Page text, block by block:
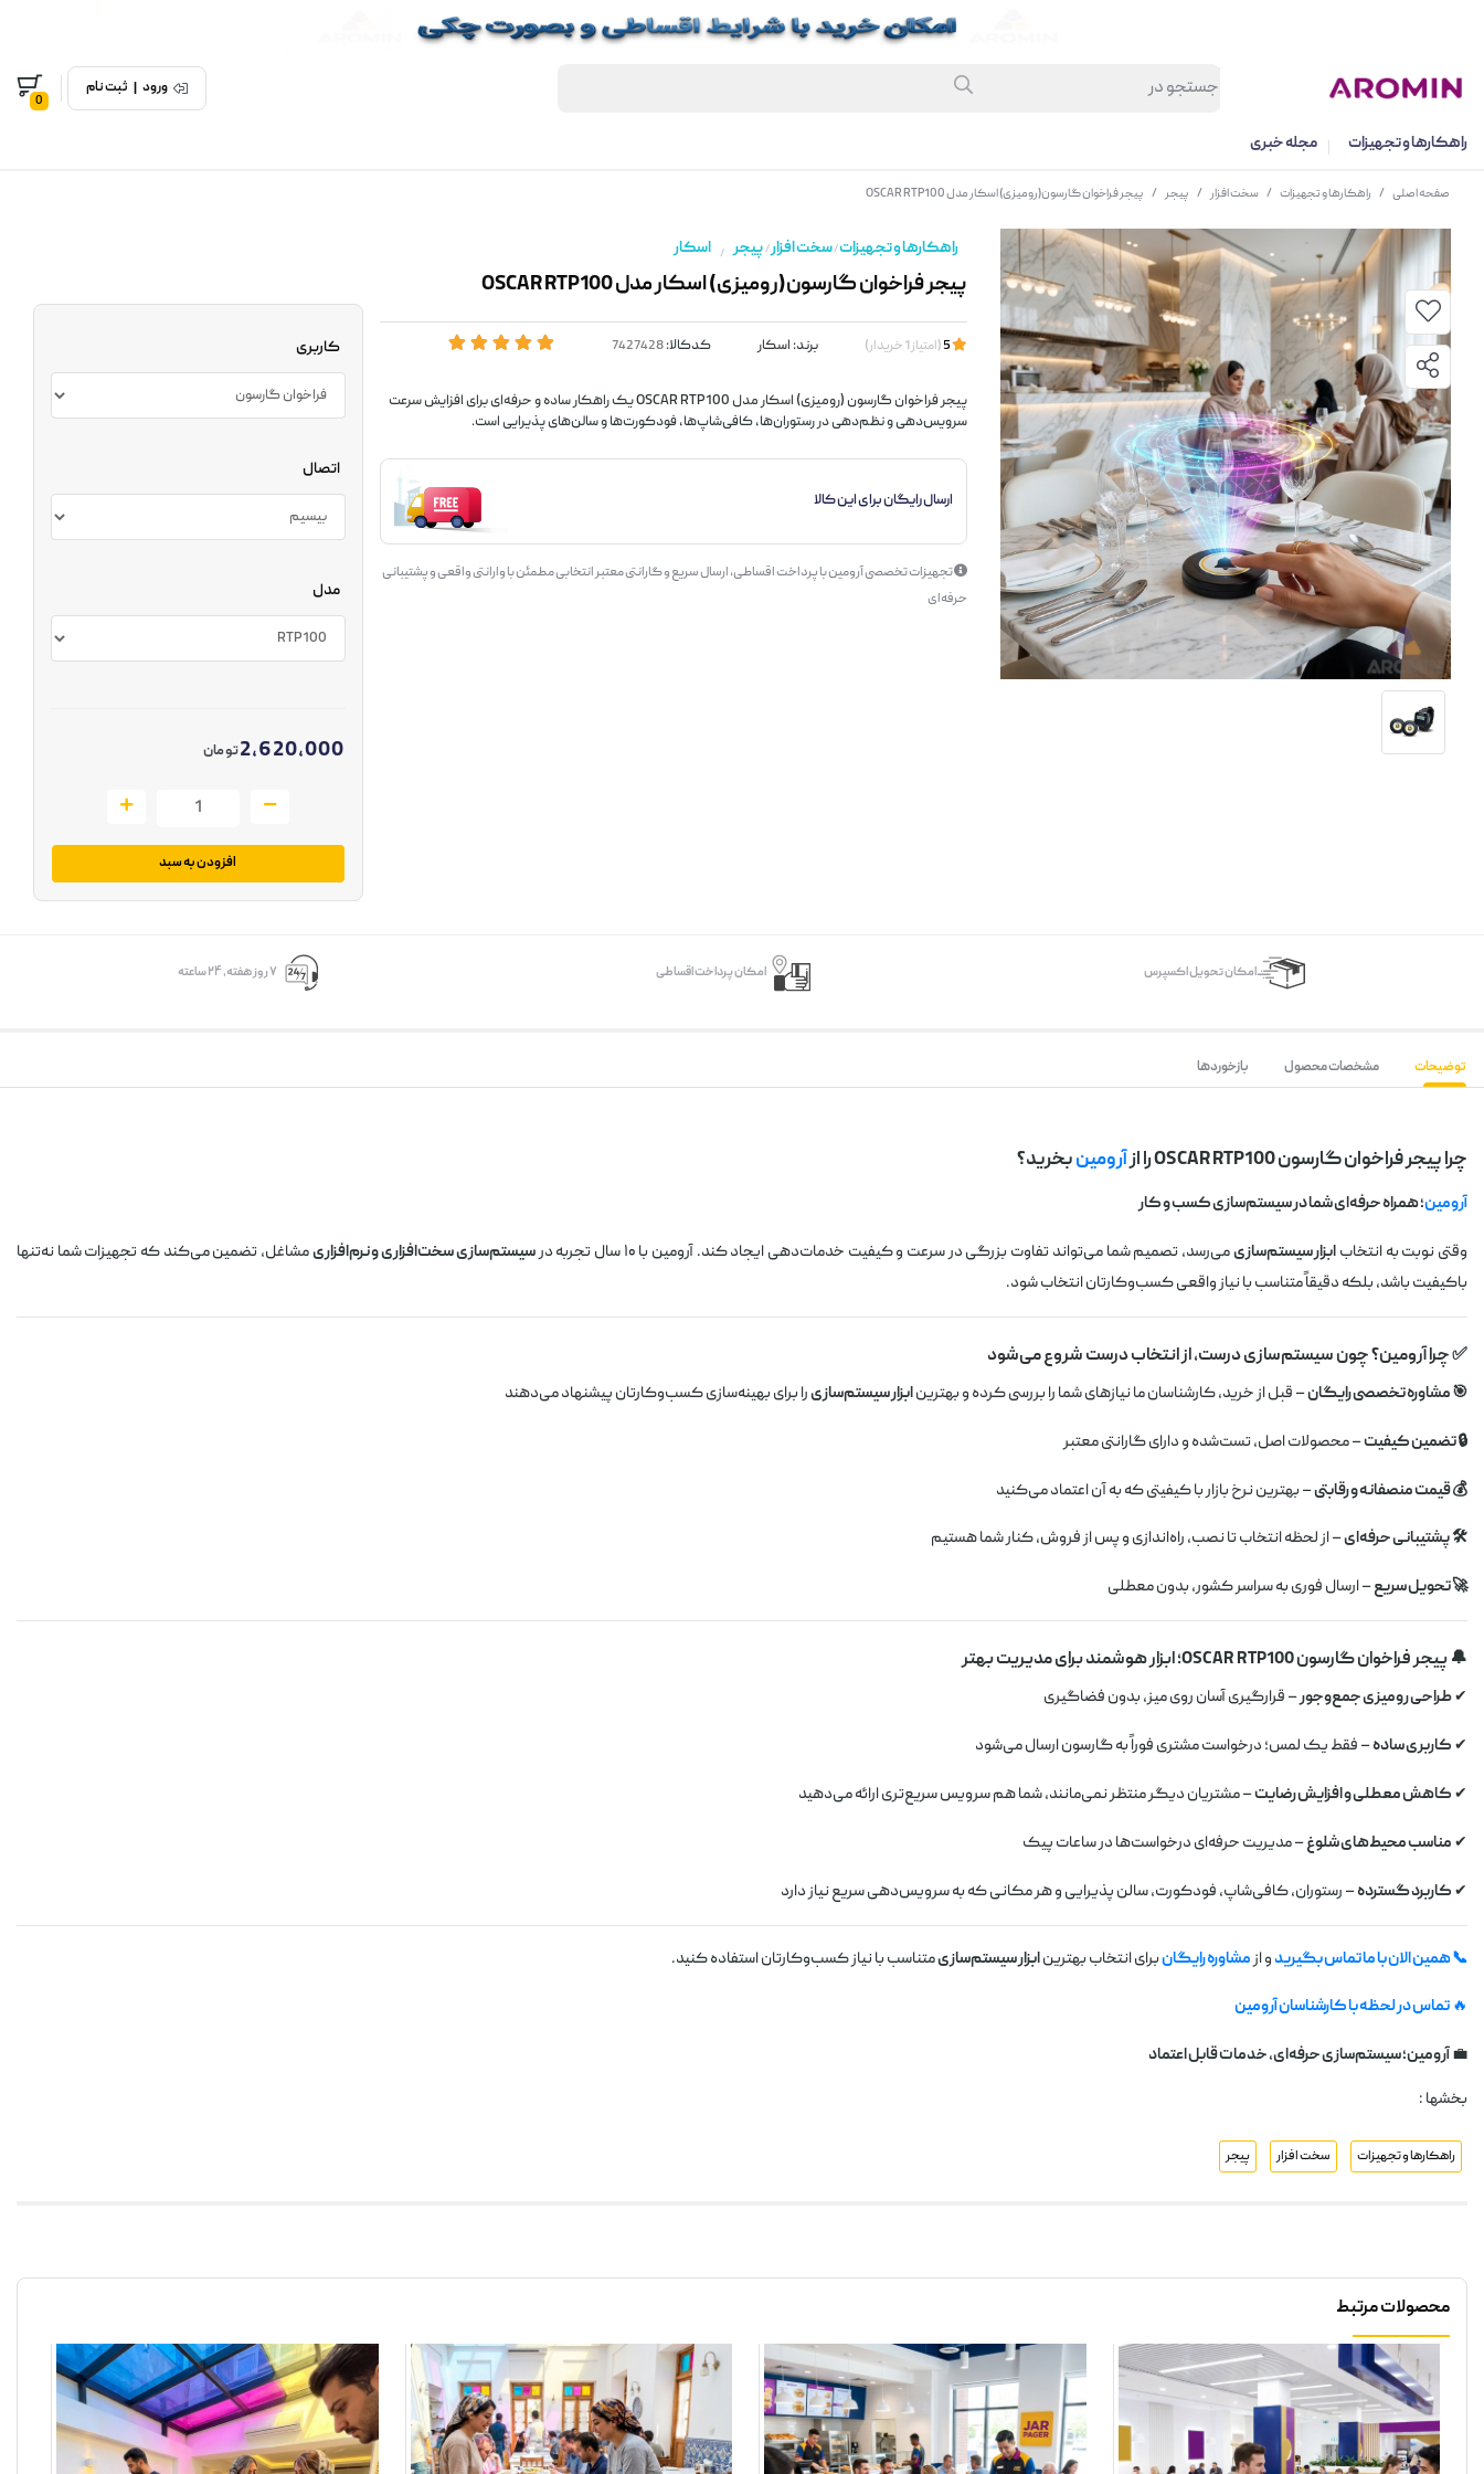
ورود | ثبت نام
0
راهکارها و تجهیزات مجله خبری
صفحه اصلی / راهکارها و تجهیزات / سخت افزار / پیجر / پیجر فراخوان گارسون(رومیزی) اسکار مدل OSCAR RTP100
راهکارها و تجهیزات/سخت افزار/پیجر / اسکار
پیجر فراخوان گارسون(رومیزی) اسکار مدل OSCAR RTP100
(امتیاز1خریدار) برند: اسکار کدکالا:
پیجر فراخوان گارسون (رومیزی) اسکار مدل OSCAR RTP100 یک راهکار ساده و حرفه‌ای برای افزایش سرعت
سرویس‌دهی و نظم‌دهی در رستوران‌ها، کافی‌شاپ‌ها، فودکورت‌ها و سالن‌های پذیرایی است.
ارسال رایگان برای این کالا
تجهیزات تخصصی آرومین با پرداخت اقساطی، ارسال سریع و گارانتی معتبر انتخابی مطمئن با وارانتی واقعی و پشتیبانی
حرفه‌ای
کاربری
اتصال
مدل
2,620,000تومان
افزودن به سبد
اﻣﮑﺎن ﺗﺤﻮﯾﻞ اﮐﺴﭙﺮس امکان پرداخت اقساطی ۷ روز ﻫﻔﺘﻪ، ۲۴ ﺳﺎﻋﺘﻪ
توضیحات مشخصات محصول بازخوردها
چرا پیجر فراخوان گارسون OSCAR RTP100 را از آرومینبخرید؟
آرومین؛ همراه حرفه‌ای شما در سیستم‌سازی کسب و کار
وقتی نوبت به انتخاب ابزار سیستم‌سازیمی‌رسد، تصمیم شما می‌تواند تفاوت بزرگی در سرعت و کیفیت خدمات‌دهی ایجاد کند. آرومین با ۱۰ سال تجربه در سیستم‌سازی سخت‌افزاری و نرم‌افزاریمشاغل، تضمین می‌کند که تجهیزات شما نه‌تنها
باکیفیت باشد، بلکه دقیقاً متناسب با نیاز واقعی کسب‌وکارتان انتخاب شود.
✅ چرا آرومین؟ چون سیستم‌سازی درست، از انتخاب درست شروع می‌شود
🎯 مشاوره تخصصی رایگان– قبل از خرید، کارشناسان ما نیازهای شما را بررسی کرده و بهترینابزار سیستم‌سازیرا برای بهینه‌سازی کسب‌وکارتان پیشنهاد می‌دهند
🔒 تضمین کیفیت– محصولات اصل، تست‌شده و دارای گارانتی معتبر
💰 قیمت منصفانه و رقابتی– بهترین نرخ بازار با کیفیتی که به آن اعتماد می‌کنید
🛠 پشتیبانی حرفه‌ای– از لحظه انتخاب تا نصب، راه‌اندازی و پس از فروش، کنار شما هستیم
🚀 تحویل سریع– ارسال فوری به سراسر کشور، بدون معطلی
🔔 پیجر فراخوان گارسون OSCAR RTP100؛ ابزار هوشمند برای مدیریت بهتر
✔طراحی رومیزی جمع‌وجور– قرارگیری آسان روی میز، بدون فضاگیری
✔ کاربری ساده– فقط یک لمس؛ درخواست مشتری فوراً به گارسون ارسال می‌شود
✔ کاهش معطلی و افزایش رضایت– مشتریان دیگر منتظر نمی‌مانند، شما هم سرویس سریع‌تری ارائه می‌دهید
✔ مناسب محیط‌های شلوغ– مدیریت حرفه‌ای درخواست‌ها در ساعات پیک
✔ کاربرد گسترده– رستوران، کافی‌شاپ، فودکورت، سالن پذیرایی و هر مکانی که به سرویس‌دهی سریع نیاز دارد
📞 همین الان با ما تماس بگیریدو از مشاوره رایگانبرای انتخاب بهترینابزار سیستم‌سازیمتناسب با نیاز کسب‌وکارتان استفاده کنید.
🔥 تماس در لحظه با کارشناسان آرومین
💼 آرومین؛ سیستم‌سازی حرفه‌ای، خدمات قابل اعتماد
بخشها :
راهکارها و تجهیزات سخت افزار پیجر
محصولات مرتبط